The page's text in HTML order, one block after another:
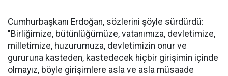
Cumhurbaşkanı Erdoğan, sözlerini şöyle sürdürdü:
"Birliğimize, bütünlüğümüze, vatanımıza, devletimize,
milletimize, huzurumuza, devletimizin onur ve
gururuna kasteden, kastedecek hiçbir girişimin içinde
olmayız, böyle girişimlere asla ve asla müsaade